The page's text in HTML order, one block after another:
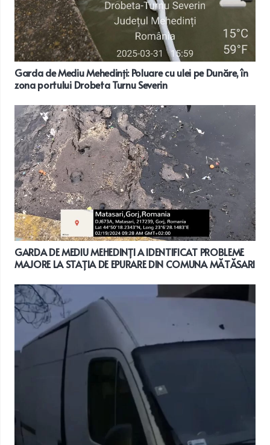
Garda de Mediu Mehedinți: Poluare cu ulei pe Dunăre, în
zona portului Drobeta Turnu Severin
GARDA DE MEDIU MEHEDINȚI A IDENTIFICAT PROBLEME
MAJORE LA STAȚIA DE EPURARE DIN COMUNA MĂTĂSARI